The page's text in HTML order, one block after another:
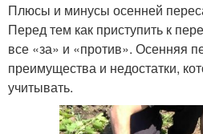
Плюсы и минусы осенней
Перед тем как приступить к
все «за» и «против». Осенняя
преимущества и недостатки,
учитывать.